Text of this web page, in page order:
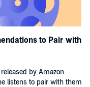
to Pair with
by Amazon
listens to pair with them